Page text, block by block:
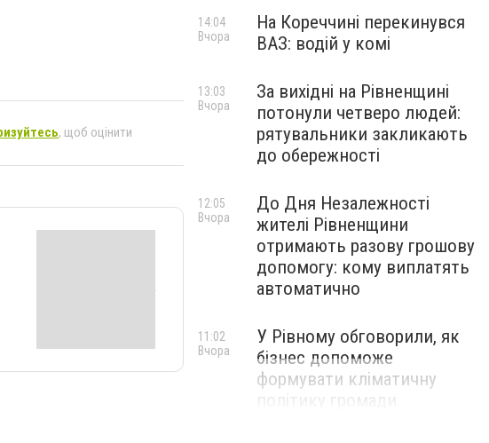
, щоб оцінити
На Кореччині перекинувся
ВАЗ: водій у комі
14:04
Вчора
За вихідні на Рівненщині
потонули четверо людей:
рятувальники закликають
до обережності
13:03
Вчора
До Дня Незалежності
жителі Рівненщини
отримають разову грошову
допомогу: кому виплатять
автоматично
12:05
Вчора
У Рівному обговорили, як
бізнес допоможе
формувати кліматичну
11:02
Вчора